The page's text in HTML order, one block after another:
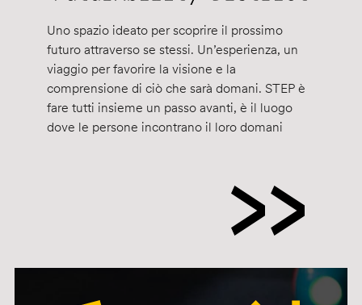
Uno spazio ideato per scoprire il prossimo
futuro attraverso se stessi. Un’esperienza, un
viaggio per favorire la visione e la
comprensione di ciò che sarà domani. STEP è
fare tutti insieme un passo avanti, è il luogo
dove le persone incontrano il loro domani